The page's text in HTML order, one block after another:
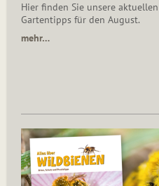
Hier finden Sie unsere aktuellen
Gartentipps für den August.
mehr…